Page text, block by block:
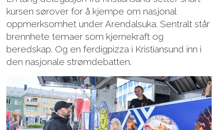
kursen sørover for å kjempe om nasjonal
oppmerksomhet under Arendalsuka. Sentralt står
brennhete temaer som kjernekraft og
beredskap. Og en ferdigpizza i Kristiansund inn i
den nasjonale strømdebatten.